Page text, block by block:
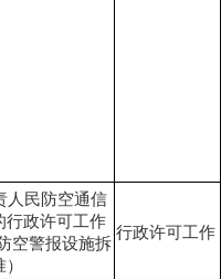
民防空通信
行政许可工作
空警报设施拆行政许可工作